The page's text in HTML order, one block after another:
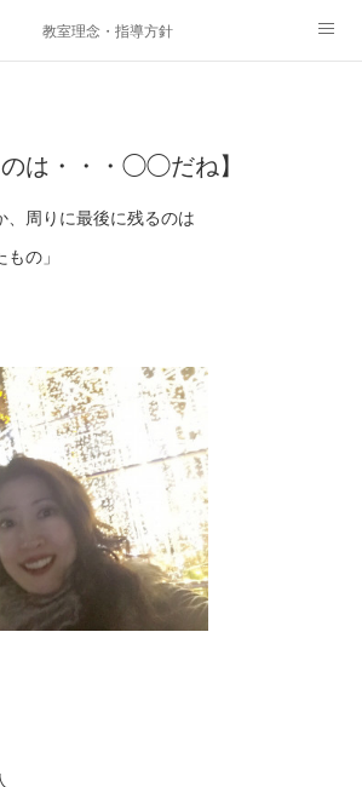
教室理念・指導方針
し込み
アクセス 演奏スケジュール
のは・・・◯◯だね】
、周りに最後に残るのは
の」